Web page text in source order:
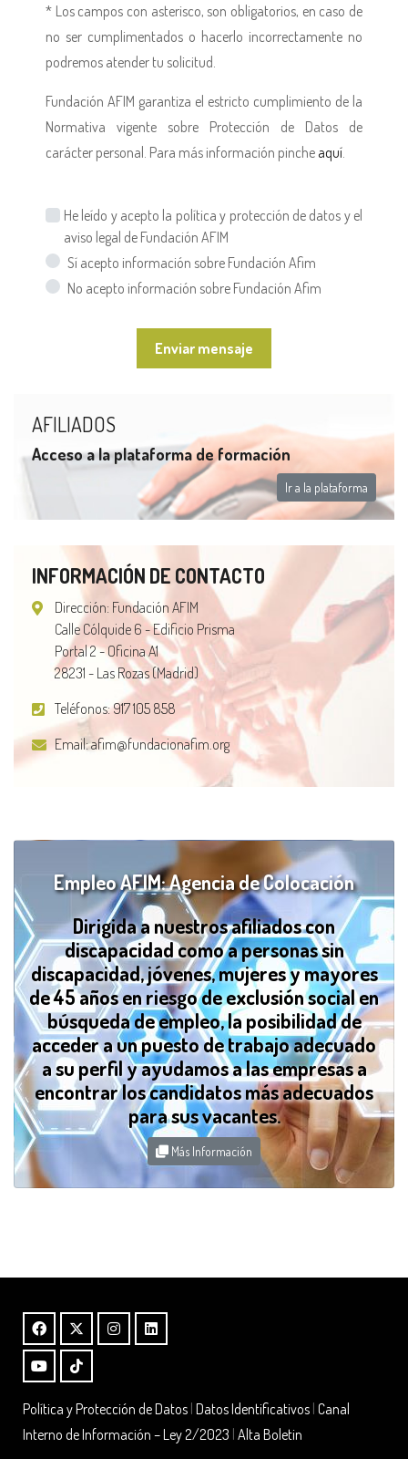
* Los campos con asterisco, son obligatorios, en caso de
no ser cumplimentados o hacerlo incorrectamente no
podremos atender tu solicitud.
Fundación AFIM garantiza el estricto cumplimiento de la
Normativa vigente sobre Protección de Datos de
carácter personal. Para más información pinche aquí
He leído y acepto la política y protección de datos y el
aviso legal de Fundación AFIM
Sí acepto información sobre Fundación Afim
No acepto información sobre Fundación Afim
Enviar mensaje
AFILIADOS
Acceso a la plataforma de formación
Ir a la plataforma
INFORMACIÓN DE CONTACTO
Dirección: Fundación AFIM
Calle Cólquide 6 - Edificio Prisma
Portal 2 - Oficina A1
28231 - Las Rozas (Madrid)
Teléfonos:917 105 858
Email:afim@fundacionafim.org
Empleo AFIM: Agencia de Colocación
Dirigida a nuestros afiliados con
discapacidad como a personas sin
discapacidad, jóvenes, mujeres y mayores
de 45 años en riesgo de exclusión social en
búsqueda de empleo, la posibilidad de
acceder a un puesto de trabajo adecuado
a su perfil y ayudamos a las empresas a
encontrar los candidatos más adecuados
para sus vacantes.
Más Información
Política y Protección de Datos Datos Identificativos Canal
Interno de Información – Ley 2/2023 Alta Boletin